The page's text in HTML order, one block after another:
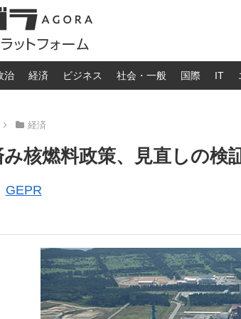
治 経済 ビジネス 社会・一般 国際 IT
経済
核燃料政策、見直しの検
GEPR